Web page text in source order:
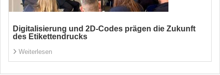
Digitalisierung und 2D-Codes prägen die Zukunft
des Etikettendrucks
Weiterlesen